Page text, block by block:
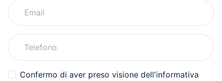
Confermo di aver preso visione dell'informativa